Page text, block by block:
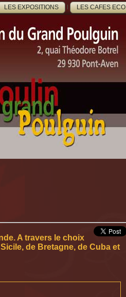
LES EXPOSITIONS LES CAFES ECO
A travers le choix
de Bretagne, de Cuba et